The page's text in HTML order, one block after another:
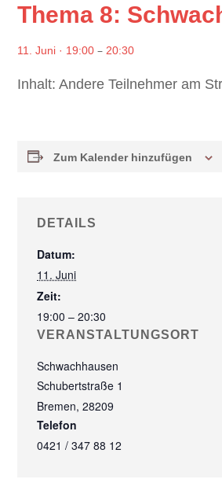
Thema 8:
11. Juni · 19:00 – 20:30
Inhalt: Andere Teilnehmer am
Zum Kalender hinzufügen
DETAILS
Datum:
11. Juni
Zeit:
19:00 – 20:30
VERANSTALTUNGSORT
Schwachhausen
Schubertstraße 1
Bremen, 28209
Telefon
0421 / 347 88 12